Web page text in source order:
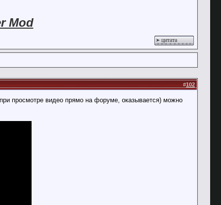
Mod
цитата
#102
просмотре видео прямо на форуме, оказывается) можно